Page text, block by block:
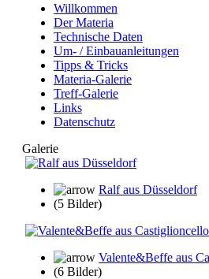
Willkommen
Der Materia
Technische Daten
Um- / Einbauanleitungen
Tipps & Tricks
Materia-Galerie
Treff-Galerie
Links
Datenschutz
Galerie
Ralf aus Düsseldorf
(5 Bilder)
Valente&Beffe aus
(6 Bilder)